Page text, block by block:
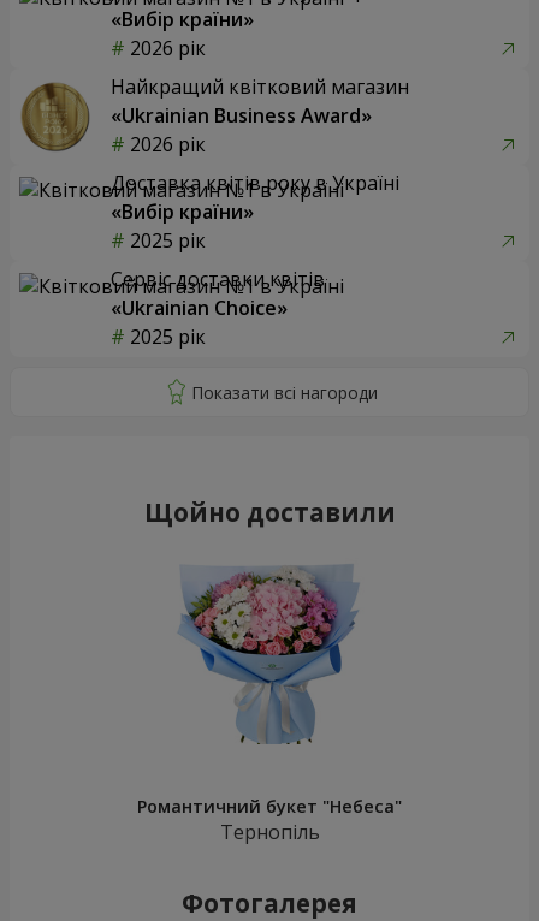
«Вибір країни»
2026 рік
Найкращий квітковий магазин
«Ukrainian Business Award»
2026 рік
Доставка квітів року в Україні
«Вибір країни»
2025 рік
Сервіс доставки квітів
«Ukrainian Choice»
2025 рік
Щойно доставили
Романтичний букет "Небеса"
Тернопіль
Фотогалерея